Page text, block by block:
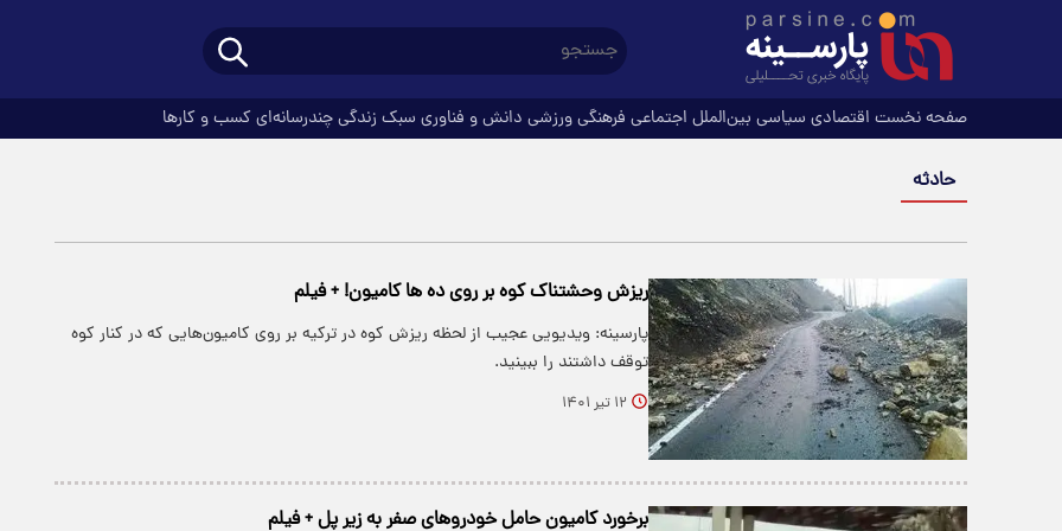
صفحه نخست اقتصادی سیاسی بین‌الملل اجتماعی فرهنگیورزشی دانش و فناوری سبک زندگیچندرسانه‌ای کسب و کارها
حادثه
ریزش وحشتناک کوه بر روی ده‌ ها کامیون! + فیلم
پارسینه: ویدیویی عجیب از لحظه ریزش کوه در ترکیه بر روی کامیون‌هایی که در کنار کوه
توقف داشتند را ببینید.
۱۲ تیر ۱۴۰۱
برخورد کامیون حامل خودروهای صفر به زیر پل + فیلم